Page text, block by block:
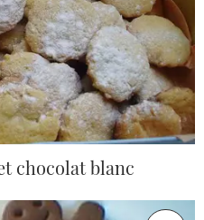
chocolat blanc